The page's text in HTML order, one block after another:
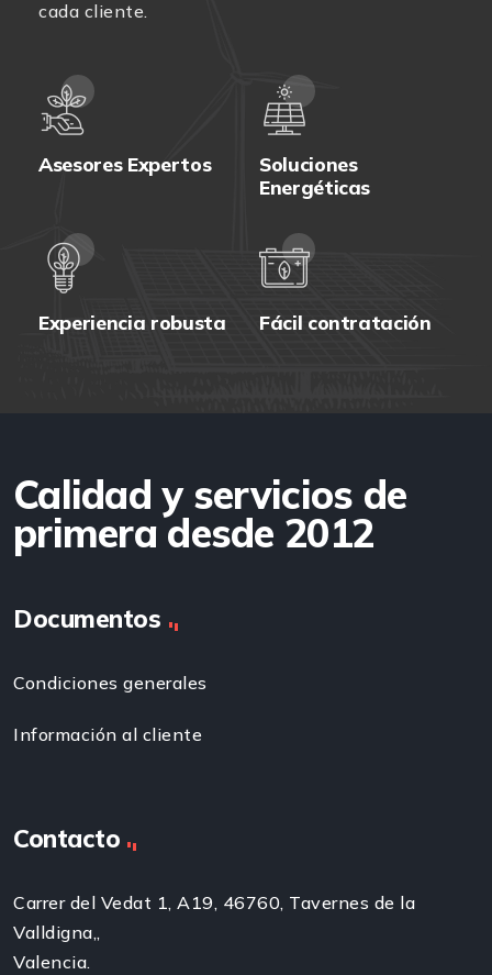
cada cliente.
Asesores Expertos
Soluciones
Energéticas
Experiencia robusta Fácil contratación
Calidad y servicios de
primera desde 2012
Documentos
Condiciones generales
Información al cliente
Contacto
Carrer del Vedat 1, A19, 46760, Tavernes de la
Valldigna,,
Valencia.